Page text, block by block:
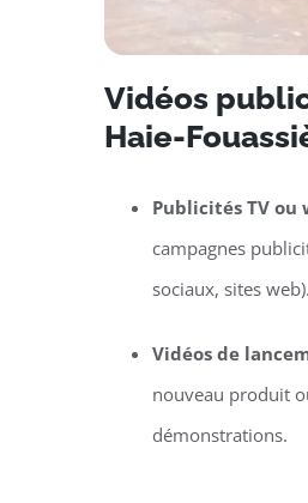
Vidéos
Haie-
Publicités TV ou
campagnes
sociaux, sites web).
Vidéos de
nouveau produit
démonstrations.